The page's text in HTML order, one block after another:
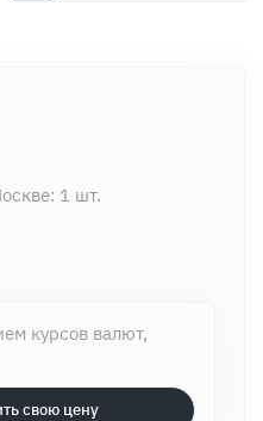
1 шт.
курсов валют,
свою цену